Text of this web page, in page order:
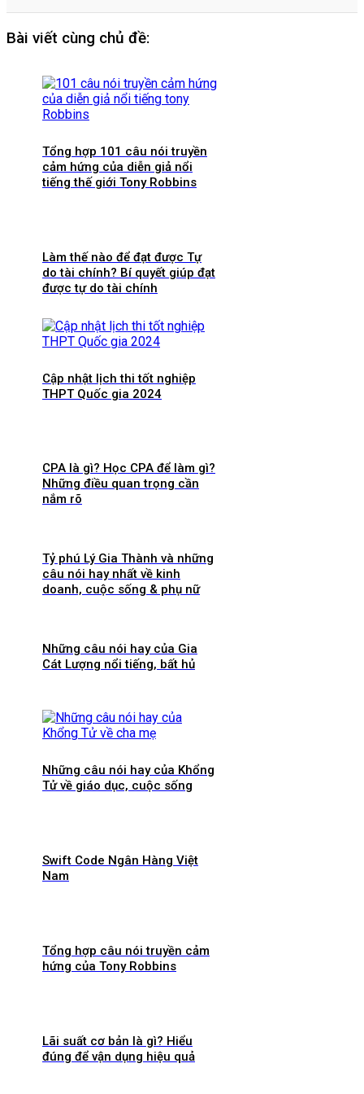
Bài viết cùng chủ đề:
Tổng hợp 101 câu nói truyền
cảm hứng của diễn giả nổi
tiếng thế giới Tony Robbins
Làm thế nào để đạt được Tự
do tài chính? Bí quyết giúp đạt
được tự do tài chính
Cập nhật lịch thi tốt nghiệp
THPT Quốc gia 2024
CPA là gì? Học CPA để làm gì?
Những điều quan trọng cần
nắm rõ
Tỷ phú Lý Gia Thành và những
câu nói hay nhất về kinh
doanh, cuộc sống & phụ nữ
Những câu nói hay của Gia
Cát Lượng nổi tiếng, bất hủ
Những câu nói hay của Khổng
Tử về giáo dục, cuộc sống
Swift Code Ngân Hàng Việt
Nam
Tổng hợp câu nói truyền cảm
hứng của Tony Robbins
Lãi suất cơ bản là gì? Hiểu
đúng để vận dụng hiệu quả